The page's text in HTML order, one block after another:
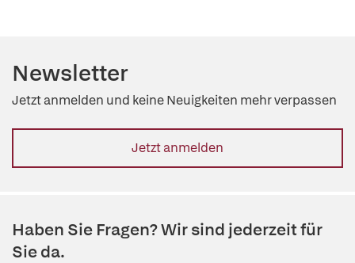
Newsletter
Jetzt anmelden und keine Neuigkeiten mehr verpassen
Jetzt anmelden
Haben Sie Fragen? Wir sind jederzeit für
Sie da.